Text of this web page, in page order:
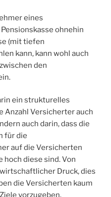
eines
ohnehin
(mit tiefen
kann, kann wohl auch
den
ein strukturelles
Anzahl Versicherter auch
auch darin, dass die
für die
auf die Versicherten
hoch diese sind. Von
Druck, dies
die Versicherten kaum
vorzugeben.